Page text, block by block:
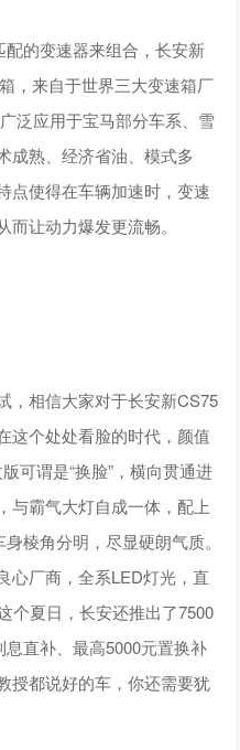
配的变速器来组合，长安新
，来自于世界三大变速箱厂
泛应用于宝马部分车系、雪
成熟、经济省油、模式多
点使得在车辆加速时，变速
让动力爆发更流畅。
，相信大家对于长安新CS75
这个处处看脸的时代，颜值
可谓是“换脸”，横向贯通进
与霸气大灯自成一体，配上
棱角分明，尽显硬朗气质。
心厂商，全系LED灯光，直
个夏日，长安还推出了7500
息直补、最高5000元置换补
授都说好的车，你还需要犹